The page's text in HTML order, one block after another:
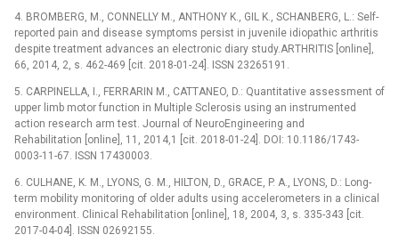
4. BROMBERG, M., CONNELLY M., ANTHONY K., GIL K., SCHANBERG, L.: Self-
reported pain and disease symptoms persist in juvenile idiopathic arthritis
despite treatment advances an electronic diary study.ARTHRITIS [online],
66, 2014, 2, s. 462-469 [cit. 2018-01-24]. ISSN 23265191.
5. CARPINELLA, I., FERRARIN M., CATTANEO, D.: Quantitative assessment of
upper limb motor function in Multiple Sclerosis using an instrumented
action research arm test. Journal of NeuroEngineering and
Rehabilitation [online], 11, 2014,1 [cit. 2018-01-24]. DOI: 10.1186/1743-
0003-11-67. ISSN 17430003.
6. CULHANE, K. M., LYONS, G. M., HILTON, D., GRACE, P. A., LYONS, D.: Long-
term mobility monitoring of older adults using accelerometers in a clinical
environment. Clinical Rehabilitation [online], 18, 2004, 3, s. 335-343 [cit.
2017-04-04]. ISSN 02692155.